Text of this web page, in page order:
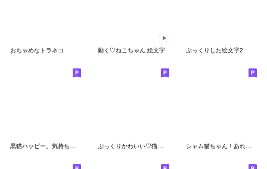
おちゃめなトラネコ 動く♡ねこちゃん 絵文字 ぷっくりした絵文字2
黒猫ハッピー。気持ちを添える絵文字。 ぷっくりかわいい♡猫の肉球づくし シャム猫ちゃん！あれこれ絵文字